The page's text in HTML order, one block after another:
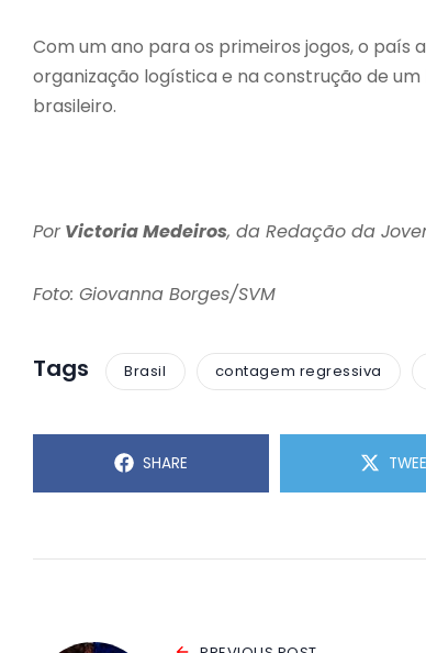
Com um ano para os primeiros jogos, o
organização logística e na construção de
brasileiro.
PorVictoria Medeiros, da Redação da
Foto: Giovanna Borges/SVM
Tags Brasil contagem regressiva
SHARE